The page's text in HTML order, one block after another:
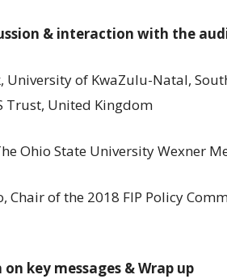
& interaction with the
University of KwaZulu-Natal,
Trust, United Kingdom
Ohio State University Wexner
Chair of the 2018 FIP Policy
on key